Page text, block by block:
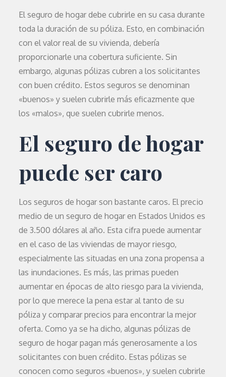
El seguro de hogar debe cubrirle en su casa durante
toda la duración de su póliza. Esto, en combinación
con el valor real de su vivienda, debería
proporcionarle una cobertura suficiente. Sin
embargo, algunas pólizas cubren a los solicitantes
con buen crédito. Estos seguros se denominan
«buenos» y suelen cubrirle más eficazmente que
los «malos», que suelen cubrirle menos.
El seguro de hogar
puede ser caro
Los seguros de hogar son bastante caros. El precio
medio de un seguro de hogar en Estados Unidos es
de 3.500 dólares al año. Esta cifra puede aumentar
en el caso de las viviendas de mayor riesgo,
especialmente las situadas en una zona propensa a
las inundaciones. Es más, las primas pueden
aumentar en épocas de alto riesgo para la vivienda,
por lo que merece la pena estar al tanto de su
póliza y comparar precios para encontrar la mejor
oferta. Como ya se ha dicho, algunas pólizas de
seguro de hogar pagan más generosamente a los
solicitantes con buen crédito. Estas pólizas se
conocen como seguros «buenos», y suelen cubrirle